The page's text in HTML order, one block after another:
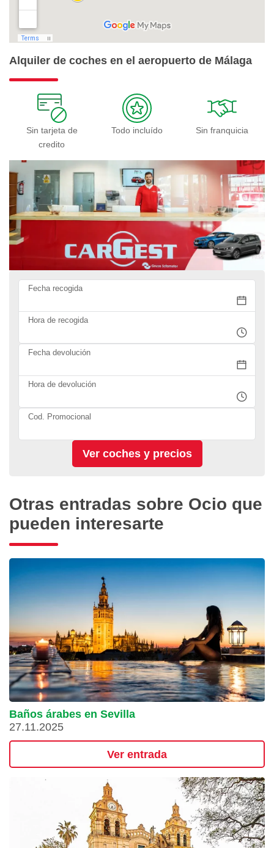
Alquiler de coches en el aeropuerto de Málaga
Sin tarjeta de
credito
Todo incluído Sin franquicia
Fecha recogida
Hora de recogida
Fecha devolución
Hora de devolución
Cod. Promocional
Otras entradas sobre Ocio que
pueden interesarte
Baños árabes en Sevilla
27.11.2025
Ver entrada